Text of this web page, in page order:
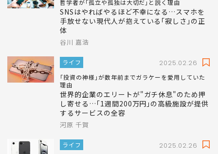
哲学者が｢孤立や孤独は大切だ｣と説く理由
SNSはやればやるほど不幸になる…スマホを
手放せない現代人が抱えている｢寂しさ｣の正
体
谷川 嘉浩
ライフ 2025.02.26
｢投資の神様｣が数年前までガラケーを愛用していた
理由
世界的企業のエリートが"ガチ休息"のため押
し寄せる…｢1週間200万円｣の高級施設が提供
するサービスの全容
河原 千賀
ライフ 2025.02.26